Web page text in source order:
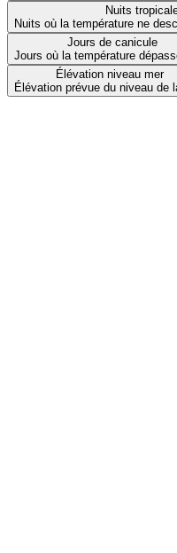
Nuits
Nuits où la température ne
Jours de canicule
Jours où la température
Élévation niveau mer
Élévation prévue du niveau de